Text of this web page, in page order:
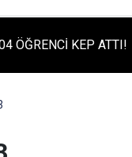
TESİSİ'NİN